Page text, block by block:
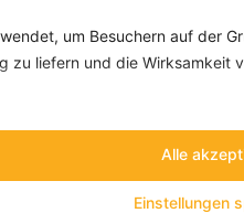
um Besuchern auf der
zu liefern und die Wirksamkeit
Einstellungen
Alle